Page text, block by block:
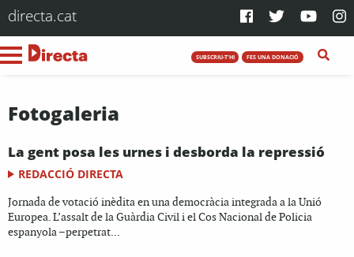
directa.cat
SUBSCRIU-T'HI FES UNA DONACIÓ
Fotogaleria
La gent posa les urnes i desborda la repressió
REDACCIÓ DIRECTA
Jornada de votació inèdita en una democràcia integrada a la Unió
Europea. L’assalt de la Guàrdia Civil i el Cos Nacional de Policia
espanyola –perpetrat...